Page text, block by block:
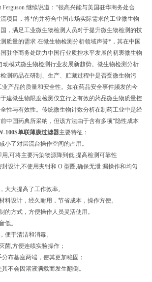
Ferguson 继续说道：“很高兴能与美国驻华商务处合
项目，将*的并符合中国市场实际需求的工业微生物
，满足工业微生物检测人员对于提升微生物检测的技
质量的需求 在微生物检测分析领域声誉*，其在中国
驻华商务处助力中国行业质控水平发展的初衷微生物
动模式微生物检测行业发展新趋势。微生物检测分析
测药品在研制、生产、贮藏过程中是否受微生物污
产品的质量和安全性。如在药品安全事件频发的今
建微生物限度检测仪​立行之有效的药品微生物质量控
性与有效性。传统微生物计数分析在制药工业中是经
中国药典所采纳，但该方法由于含有多项“隐性成本
100S单联薄膜过滤器主要特征：
小了对层流台操作空间的占用。
,可将主要污染物源降到低,提高检测可靠性
设计,不使用夹钳和 O 型圈,确保无泄 漏操作和均匀
大大提高了工作效率。
料设计，经久耐用，节省成本，操作方便。
的方式，方便操作人员灵活使用。
低。
便于清洁和消毒。
菌,方便连续实验操作；
布基座两端，使其更加稳固；
不会因溶液满载而发生翻倒。